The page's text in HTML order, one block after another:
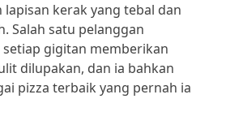
kerak yang tebal dan
Salah satu pelanggan
gigitan memberikan
dilupakan, dan ia bahkan
pizza terbaik yang pernah ia